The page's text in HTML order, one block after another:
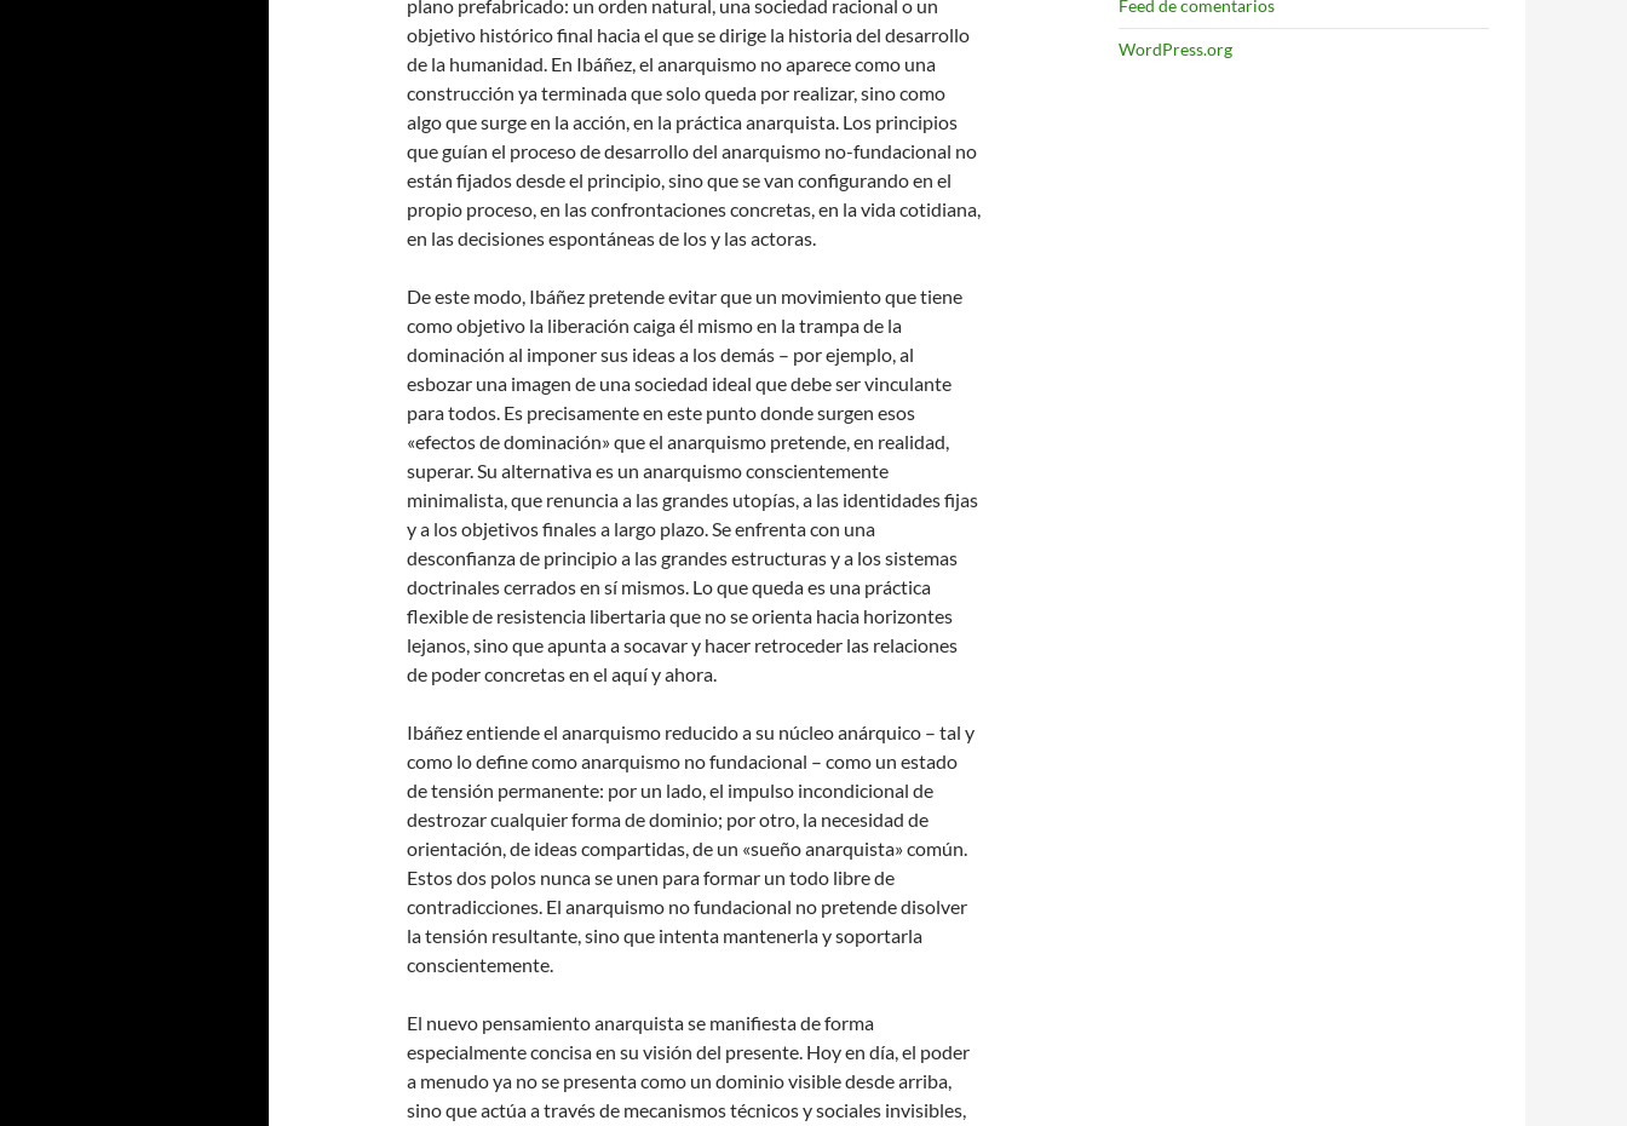
plano prefabricado: un orden natural, una sociedad racional o un
objetivo histórico final hacia el que se dirige la historia del desarrollo
de la humanidad. En Ibáñez, el anarquismo no aparece como una
construcción ya terminada que solo queda por realizar, sino como
algo que surge en la acción, en la práctica anarquista. Los principios
que guían el proceso de desarrollo del anarquismo no-fundacional no
están fijados desde el principio, sino que se van configurando en el
propio proceso, en las confrontaciones concretas, en la vida cotidiana,
en las decisiones espontáneas de los y las actoras.
De este modo, Ibáñez pretende evitar que un movimiento que tiene
como objetivo la liberación caiga él mismo en la trampa de la
dominación al imponer sus ideas a los demás – por ejemplo, al
esbozar una imagen de una sociedad ideal que debe ser vinculante
para todos. Es precisamente en este punto donde surgen esos
«efectos de dominación» que el anarquismo pretende, en realidad,
superar. Su alternativa es un anarquismo conscientemente
minimalista, que renuncia a las grandes utopías, a las identidades fijas
y a los objetivos finales a largo plazo. Se enfrenta con una
desconfianza de principio a las grandes estructuras y a los sistemas
doctrinales cerrados en sí mismos. Lo que queda es una práctica
flexible de resistencia libertaria que no se orienta hacia horizontes
lejanos, sino que apunta a socavar y hacer retroceder las relaciones
de poder concretas en el aquí y ahora.
Ibáñez entiende el anarquismo reducido a su núcleo anárquico – tal y
como lo define como anarquismo no fundacional – como un estado
de tensión permanente: por un lado, el impulso incondicional de
destrozar cualquier forma de dominio; por otro, la necesidad de
orientación, de ideas compartidas, de un «sueño anarquista» común.
Estos dos polos nunca se unen para formar un todo libre de
contradicciones. El anarquismo no fundacional no pretende disolver
la tensión resultante, sino que intenta mantenerla y soportarla
conscientemente.
El nuevo pensamiento anarquista se manifiesta de forma
especialmente concisa en su visión del presente. Hoy en día, el poder
a menudo ya no se presenta como un dominio visible desde arriba,
sino que actúa a través de mecanismos técnicos y sociales invisibles,
Feed de comentarios
WordPress.org